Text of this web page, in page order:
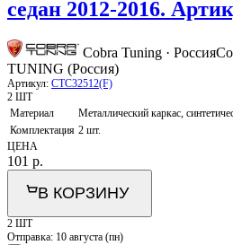
седан 2012-2016.
Cobra Tuning · Россия
TUNING (Россия)
Артикул: CTC32512(F)
2 ШТ
Материал
Металлический каркас,
Комплектация 2 шт.
ЦЕНА
101 р.
В КОРЗИНУ
2 ШТ
Отправка: 10 августа (пн)